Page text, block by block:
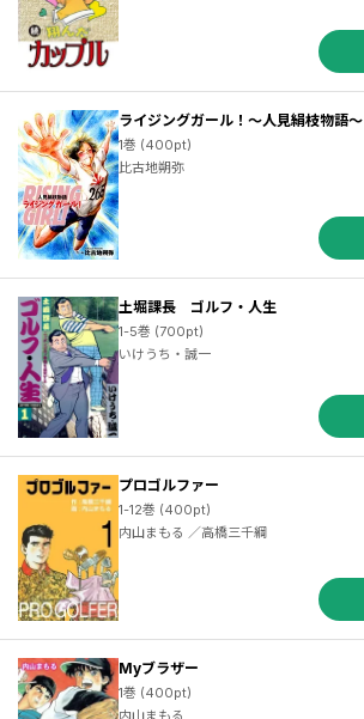
ライジングガール！～人見絹枝物語～
1巻 (400pt)
比古地朔弥
土堀課長 ゴルフ・人生
1-5巻 (700pt)
いけうち・誠一
プロゴルファー
1-12巻 (400pt)
内山まもる ／高橋三千綱
Myブラザー
1巻 (400pt)
内山まもる